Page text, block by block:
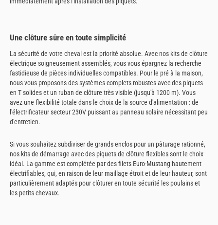
Une clôture sûre en toute simplicité
La sécurité de votre cheval est la priorité absolue. Avec nos kits de clôture
électrique soigneusement assemblés, vous vous épargnez la recherche
fastidieuse de pièces individuelles compatibles. Pour le pré à la maison,
nous vous proposons des systèmes complets robustes avec des piquets
en T solides et un ruban de clôture très visible (jusqu'à 1200 m). Vous
avez une flexibilité totale dans le choix de la source d'alimentation : de
l'électrificateur secteur 230V puissant au panneau solaire nécessitant peu
d'entretien.
Si vous souhaitez subdiviser de grands enclos pour un pâturage rationné,
nos kits de démarrage avec des piquets de clôture flexibles sont le choix
idéal. La gamme est complétée par des filets Euro-Mustang hautement
électrifiables, qui, en raison de leur maillage étroit et de leur hauteur, sont
particulièrement adaptés pour clôturer en toute sécurité les poulains et
les petits chevaux.